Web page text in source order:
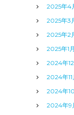
2025年4
2025年3
2025年2
2025年1月
2024年
2024年11
2024年
2024年9